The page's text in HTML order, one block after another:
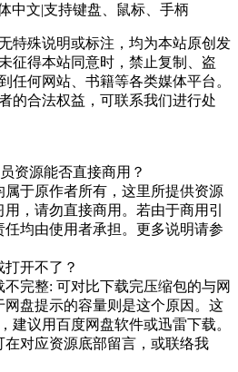
中文|支持键盘、鼠标、手柄
特殊说明或标注，均为本站原创发
征得本站同意时，禁止复制、盗
任何网站、书籍等各类媒体平台。
的合法权益，可联系我们进行处
资源能否直接商用？
属于原作者所有，这里所提供资源
，请勿直接商用。若由于商用引
任均由使用者承担。更多说明请参
开不了？
完整: 可对比下载完压缩包的与网
网盘提示的容量则是这个原因。这
建议用百度网盘软件或迅雷下载。
在对应资源底部留言，或联络我